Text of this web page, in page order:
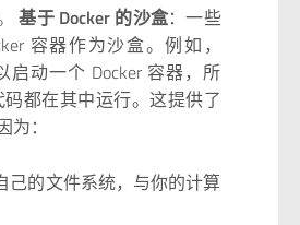
基于 Docker 的沙盒：一些
容器作为沙盒。例如，
启动一个 Docker 容器，所
都在其中运行。这提供了
：
己的文件系统，与你的计算